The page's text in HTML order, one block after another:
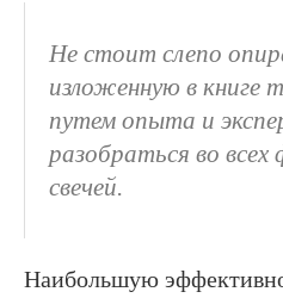
Не стоит слепо
изложенную в книге
путем опыта и
разобраться во всех
свечей.
Наибольшую